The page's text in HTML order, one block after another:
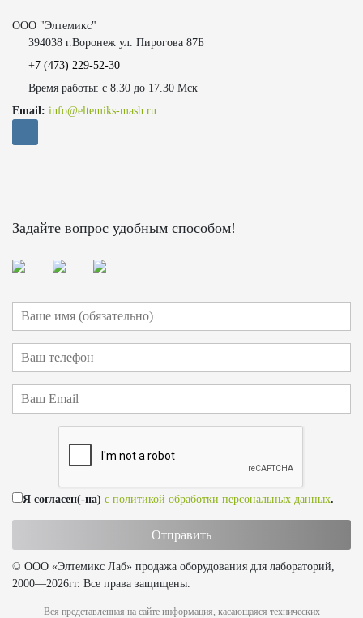
ООО "Элтемикс"
394038 г.Воронеж ул. Пирогова 87Б
+7 (473) 229-52-30
Время работы: с 8.30 до 17.30 Мск
Email: info@eltemiks-mash.ru
Задайте вопрос удобным способом!
Я согласен(-на) с политикой обработки персональных данных.
© ООО «Элтемикс Лаб» продажа оборудования для лабораторий,
2000—2026гг. Все права защищены.
Вся представленная на сайте информация, касающаяся технических